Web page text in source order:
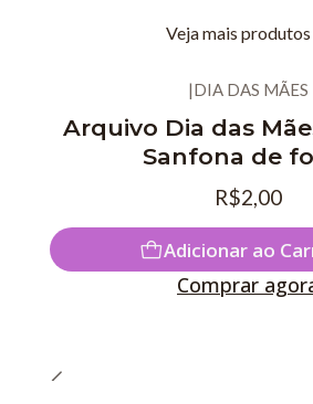
Veja mais produtos
|DIA DAS MÃES
Arquivo Dia das
Sanfona de
R$2,00
Adicionar ao
Comprar